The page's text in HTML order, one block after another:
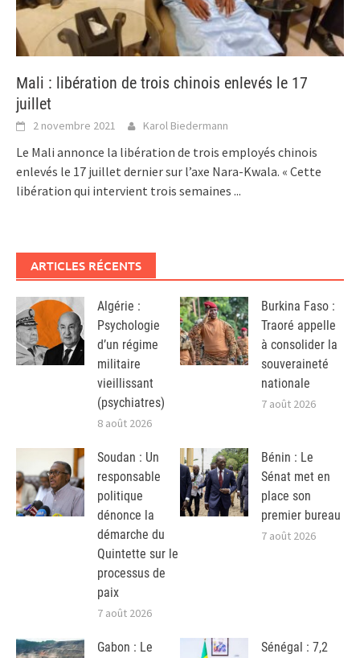
Mali : libération de trois chinois enlevés le 17
juillet
2 novembre 2021 Karol Biedermann
Le Mali annonce la libération de trois employés chinois
enlevés le 17 juillet dernier sur l’axe Nara-Kwala. « Cette
libération qui intervient trois semaines ...
ARTICLES RÉCENTS
Algérie :
Psychologie
d’un régime
militaire
vieillissant
(psychiatres)
8 août 2026
Burkina Faso :
Traoré appelle
à consolider la
souveraineté
nationale
7 août 2026
Soudan : Un
responsable
politique
dénonce la
démarche du
Quintette sur le
processus de
paix
7 août 2026
Bénin : Le
Sénat met en
place son
premier bureau
7 août 2026
Gabon : Le
Sénégal : 7,2